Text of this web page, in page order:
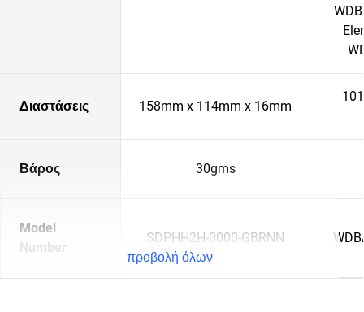
Διαστάσεις 158mm x 114mm x 16mm
Βάρος 30gms
Model
Number
SDPHH2H-0000-GBRNN
προβολή όλων